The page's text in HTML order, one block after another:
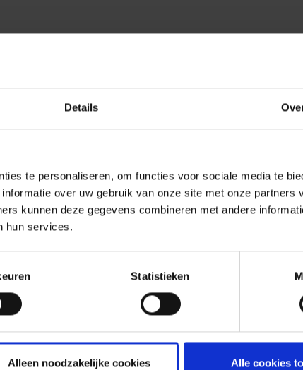
Details
te personaliseren, om functies voor sociale media te
over uw gebruik van onze site met onze partners
kunnen deze gegevens combineren met andere
hun services.
Statistieken
Alleen noodzakelijke cookies Alle cookies